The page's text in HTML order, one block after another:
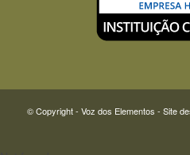
© Copyright - Voz dos Elementos - Site